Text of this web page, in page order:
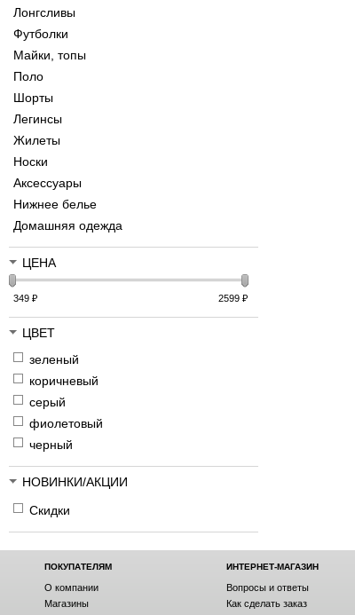
Лонгсливы
Футболки
Майки, топы
Поло
Шорты
Легинсы
Жилеты
Носки
Аксессуары
Нижнее белье
Домашняя одежда
ЦЕНА
349 ₽ 2599₽
ЦВЕТ
зеленый
коричневый
серый
фиолетовый
черный
НОВИНКИ/АКЦИИ
Скидки
ПОКУПАТЕЛЯМ
О компании
Магазины
ИНТЕРНЕТ-МАГАЗИН
Вопросы и ответы
Как сделать заказ